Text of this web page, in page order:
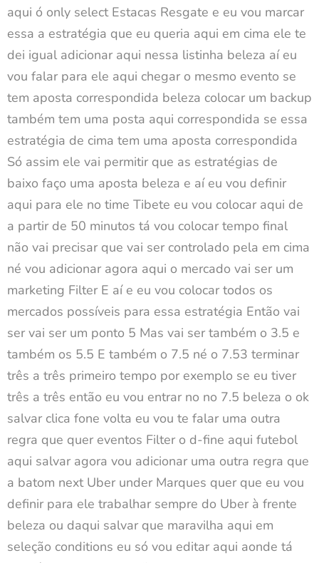
aqui ó only select Estacas Resgate e eu vou marcar
essa a estratégia que eu queria aqui em cima ele te
dei igual adicionar aqui nessa listinha beleza aí eu
vou falar para ele aqui chegar o mesmo evento se
tem aposta correspondida beleza colocar um backup
também tem uma posta aqui correspondida se essa
estratégia de cima tem uma aposta correspondida
Só assim ele vai permitir que as estratégias de
baixo faço uma aposta beleza e aí eu vou definir
aqui para ele no time Tibete eu vou colocar aqui de
a partir de 50 minutos tá vou colocar tempo final
não vai precisar que vai ser controlado pela em cima
né vou adicionar agora aqui o mercado vai ser um
marketing Filter E aí e eu vou colocar todos os
mercados possíveis para essa estratégia Então vai
ser vai ser um ponto 5 Mas vai ser também o 3.5 e
também os 5.5 E também o 7.5 né o 7.53 terminar
três a três primeiro tempo por exemplo se eu tiver
três a três então eu vou entrar no no 7.5 beleza o ok
salvar clica fone volta eu vou te falar uma outra
regra que quer eventos Filter o d-fine aqui futebol
aqui salvar agora vou adicionar uma outra regra que
a batom next Uber under Marques quer que eu vou
definir para ele trabalhar sempre do Uber à frente
beleza ou daqui salvar que maravilha aqui em
seleção conditions eu só vou editar aqui aonde tá